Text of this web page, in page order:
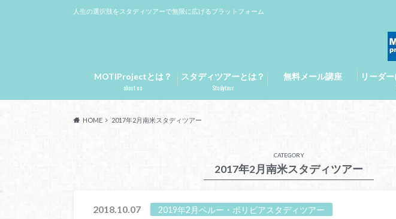
人生の選択肢をスタディツアーで無限に広げるプラットフォーム
MOTIProjectとは？
about us
スタディツアーとは？
Studytour
無料メール講座 リーダ
HOME 2017年2月南米スタディツアー
CATEGORY
2017年2月南米スタディツアー
2018.10.07 2019年2月ペルー・ボリビアスタディツアー